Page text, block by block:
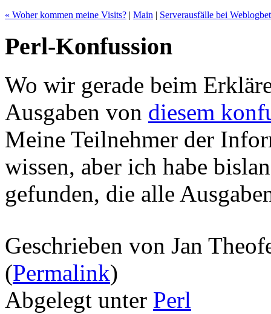
« Woher kommen meine Visits? | Main | Serverausfälle bei
Perl-Konfussion
Wo wir gerade beim
Ausgaben von diesem
Meine Teilnehmer der
wissen, aber ich habe
gefunden, die alle
Geschrieben von Jan
(Permalink)
Abgelegt unter Perl